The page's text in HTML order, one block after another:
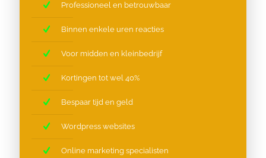
Professioneel en betrouwbaar
Binnen enkele uren reacties
Voor midden en kleinbedrijf
Kortingen tot wel 40%
Bespaar tijd en geld
Wordpress websites
Online marketing specialisten